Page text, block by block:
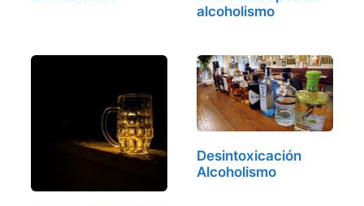
alcoholismo
Desintoxicación
Alcoholismo